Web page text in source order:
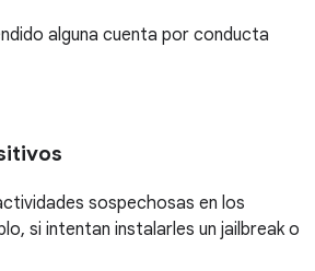
alguna cuenta por conducta
sospechosas en los
si intentan instalarles un jailbreak o